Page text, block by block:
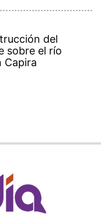
del
sobre el río
Capira